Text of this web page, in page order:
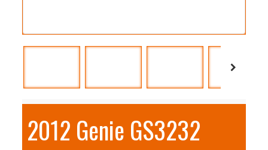
2012 Genie GS3232